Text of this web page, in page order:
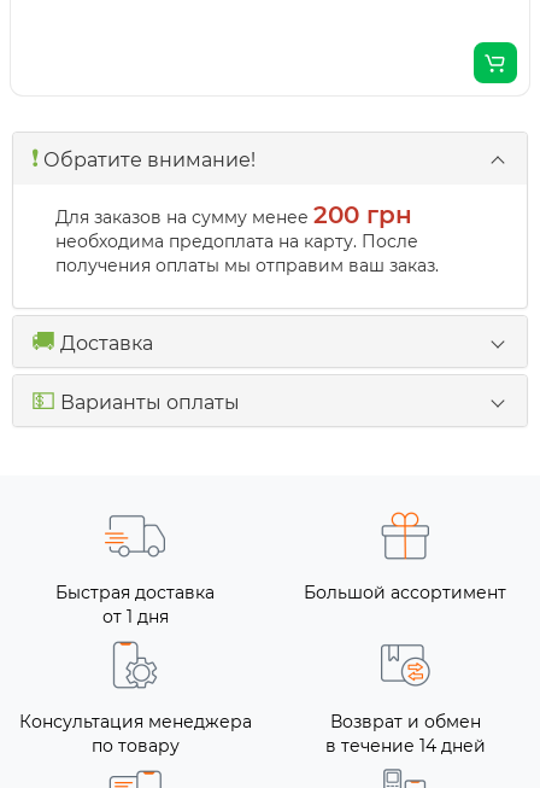
❗️ Обратите внимание!
Для заказов на сумму менее 200 грн
необходима предоплата на карту. После
получения оплаты мы отправим ваш заказ.
🚚 Доставка
💵 Варианты оплаты
Быстрая доставка
от 1 дня
Большой ассортимент
Консультация менеджера
по товару
Возврат и обмен
в течение 14 дней